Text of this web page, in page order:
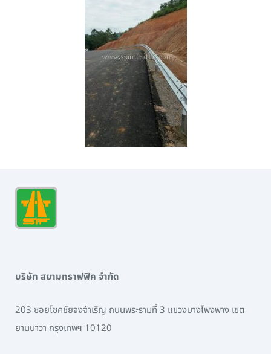
บริษัท สยามทราฟฟิค จำกัด
203 ซอยโชคชัยจงจำเริญ ถนนพระรามที่ 3 แขวงบางโพงพาง เขต
ยานนาวา กรุงเทพฯ 10120